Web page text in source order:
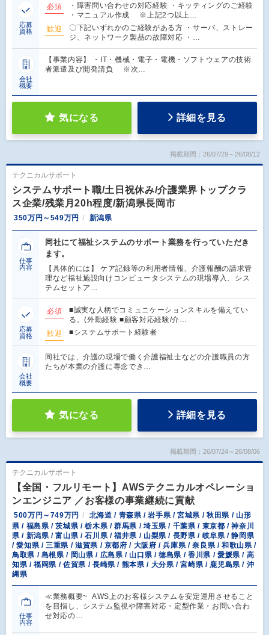
応募
資格
必須
・障害問い合わせの対応経験 ・キッティングのご経験
・マニュアル作成 ※上記2つ以上…
歓迎
〇下記いずれかのご経験がある方 ・サーバ、ストレー
ジ、ネットワーク製品の故障対応 ・…
会社
概要
【事業内容】 ・IT・機械・電子・電機・ソフトウェアの技術
者派遣及び開発請負 ※次…
気になる 詳細を見る
掲載期間：26/07/29～26/08/12
テクニカルサポート
システムサポート職/土日祝休み/介護業界トップクラ
ス企業/残業月20h程度/新潟県長岡市
350万円～549万円 新潟県
仕事
内容
同社にて福祉システムのサポート業務を行っていただき
ます。
【具体的には】 ケア記録等の利用者情報、介護報酬の請求管
理など福祉施設向けコンピュータシステムの現場導入、シス
テムセットア…
応募
資格
必須
■誠実な人柄でコミュニケーションスキルを備えてい
る。(外勤経験 ■顧客対応経験/介…
歓迎
■システムサポート経験者
会社
概要
同社では、介護の現場で働く介護福祉士などの介護職員の方
たちが本業の介護に専念でき…
気になる 詳細を見る
掲載期間：26/07/24～26/08/06
テクニカルサポート
【全国・フルリモート】AWSテクニカルオペレーショ
ンエンジニア ／お客様の事業継続に貢献
500万円～749万円
北海道 / 青森県 / 岩手県 / 宮城県 / 秋田県 / 山形
県 / 福島県 / 茨城県 / 栃木県 / 群馬県 / 埼玉県 / 千葉県 / 東京都 / 神奈川
県 / 新潟県 / 富山県 / 石川県 / 福井県 / 山梨県 / 長野県 / 岐阜県 / 静岡県
/ 愛知県 / 三重県 / 滋賀県 / 京都府 / 大阪府 / 兵庫県 / 奈良県 / 和歌山県 /
鳥取県 / 島根県 / 岡山県 / 広島県 / 山口県 / 徳島県 / 香川県 / 愛媛県 / 高
知県 / 福岡県 / 佐賀県 / 長崎県 / 熊本県 / 大分県 / 宮崎県 / 鹿児島県 / 沖
縄県
仕事
内容
≪業務概要~ AWS上のお客様システムを安定運用させること
を目指し、システム監視や障害対応・定型作業・お問い合わ
せ対応の…